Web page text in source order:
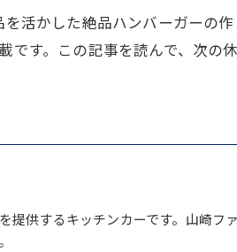
活かした絶品ハンバーガーの
です。この記事を読んで、次の
提供するキッチンカーです。山崎フ